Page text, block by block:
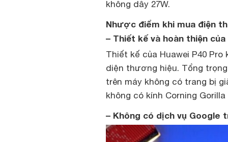
không dây 27W.
Nhược điểm khi mua điện
– Thiết kế và hoàn thiện
Thiết kế của Huawei P40
diện thương hiệu. Tổng
trên máy không có trang bị
không có kính Corning
– Không có dịch vụ Google